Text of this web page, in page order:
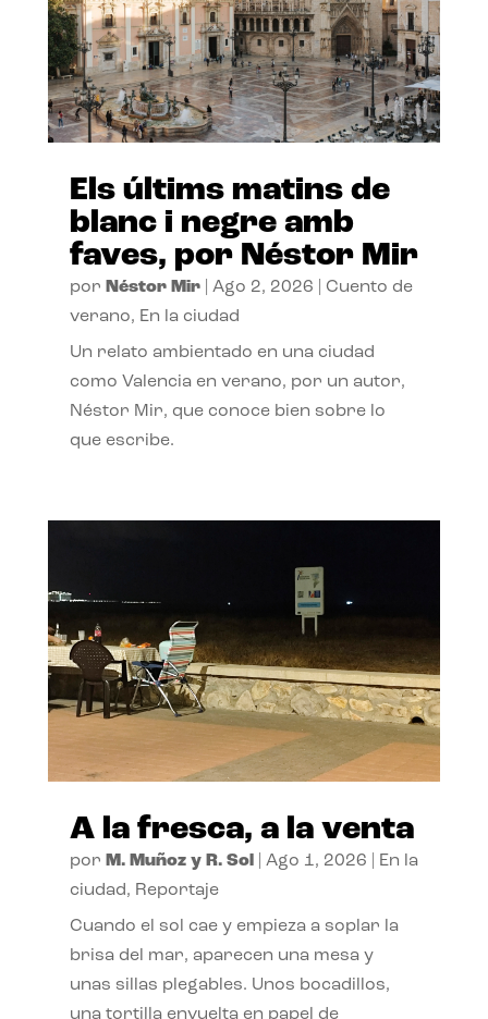
Els últims matins de
blanc i negre amb
faves, por Néstor Mir
por Néstor Mir| Ago 2, 2026
Cuento de
verano, En la ciudad
Un relato ambientado en una ciudad
como Valencia en verano, por un autor,
Néstor Mir, que conoce bien sobre lo
que escribe.
A la fresca, a la venta
por M. Muñoz y R. Sol| Ago 1, 2026
En la
ciudad, Reportaje
Cuando el sol cae y empieza a soplar la
brisa del mar, aparecen una mesa y
unas sillas plegables. Unos bocadillos,
una tortilla envuelta en papel de